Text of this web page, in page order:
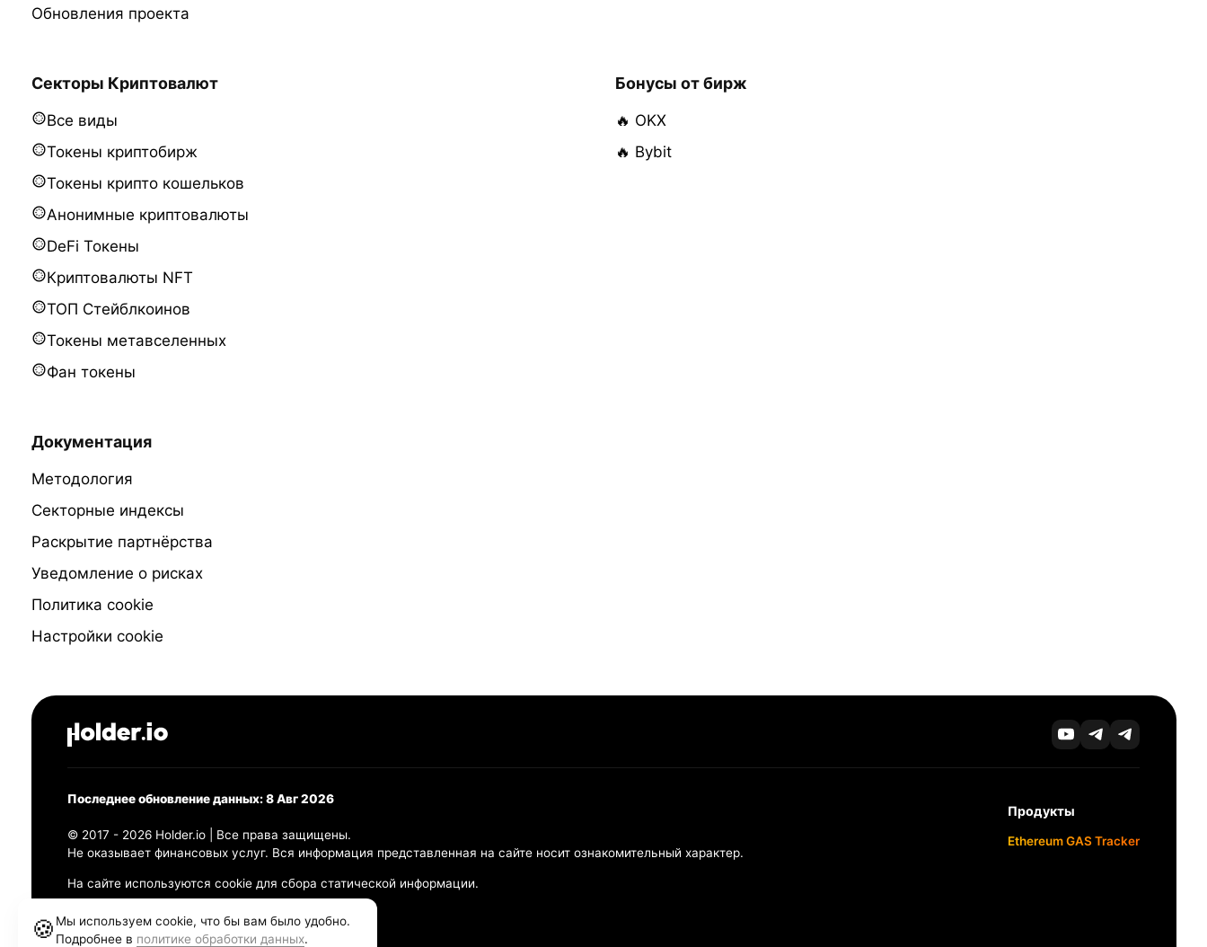
Обновления проекта
Секторы Криптовалют
Все виды
Токены криптобирж
Токены крипто кошельков
Анонимные криптовалюты
DeFi Токены
Криптовалюты NFT
ТОП Стейблкоинов
Токены метавселенных
Фан токены
Бонусы от бирж
🔥 OKX
🔥 Bybit
Документация
Методология
Секторные индексы
Раскрытие партнёрства
Уведомление о рисках
Политика cookie
Настройки cookie
Последнее обновление данных: 8 Авг 2026
© 2017 - 2026 Holder.io | Все права защищены.
Не оказывает финансовых услуг. Вся информация представленная на сайте носит ознакомительный характер.
На сайте используются cookie для сбора статической информации.
Политика конфиденциальности
Правила использования
🍪 Мы используем cookie, что бы вам было удобно.
Подробнее в политике обработки данных.
Продукты
Ethereum GAS Tracker